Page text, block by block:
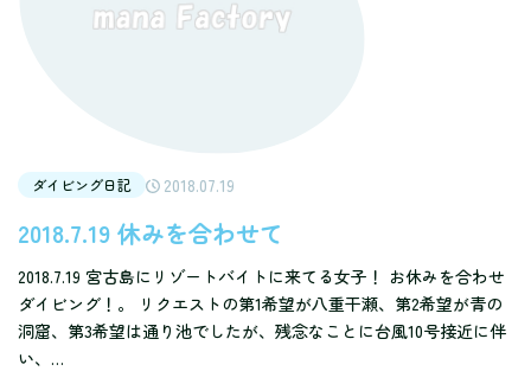
ダイビング日記 2018.07.19
2018.7.19 休みを合わせて
2018.7.19 宮古島にリゾートバイトに来てる女子！ お休みを合わせ
ダイビング！。 リクエストの第1希望が八重干瀬、第2希望が青の
洞窟、第3希望は通り池でしたが、残念なことに台風10号接近に伴
い、…